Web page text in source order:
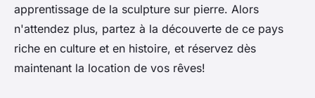
apprentissage de la sculpture sur pierre. Alors
n'attendez plus, partez à la découverte de ce pays
riche en culture et en histoire, et réservez dès
maintenant la location de vos rêves!